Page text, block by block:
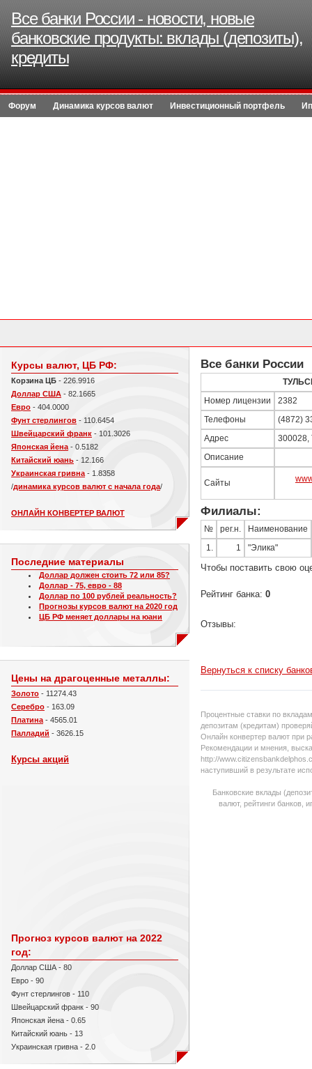
Все банки России - новости, новые
банковские продукты: вклады (депозиты),
кредиты
Форум Динамика курсов валют Инвестиционный портфель
Курсы валют, ЦБ РФ:
Корзина ЦБ - 226.9916
Доллар США - 82.1665
Евро - 404.0000
Фунт стерлингов - 110.6454
Швейцарский франк - 101.3026
Японская йена - 0.5182
Китайский юань - 12.166
Украинская гривна - 1.8358
/динамика курсов валют с начала года/
ОНЛАЙН КОНВЕРТЕР ВАЛЮТ
Последние материалы
Доллар должен стоить 72 или 85?
Доллар - 75, евро - 88
Доллар по 100 рублей реальность?
Прогнозы курсов валют на 2020 год
ЦБ РФ меняет доллары на юани
Цены на драгоценные металлы:
Золото - 11274.43
Серебро - 163.09
Платина - 4565.01
Палладий - 3626.15
Курсы акций
Прогноз курсов валют на 2022
год:
Доллар США - 80
Евро - 90
Фунт стерлингов - 110
Швейцарский франк - 90
Японская йена - 0.65
Китайский юань - 13
Украинская гривна - 2.0
Все банки России
Номер лицензии 2382
Телефоны (4872)
Адрес 300028,
Описание
Сайты
Филиалы:
№ рег.н. Наименование
1. 1 "Элика"
Чтобы поставить свою
Рейтинг банка: 0
Отзывы:
Вернуться к списку
Процентные ставки по
депозитам (кредитам)
Онлайн конвертер валют при
Рекомендации и мнения,
http://
наступивший в результате
Банковские вклады
валют, рейтинги банков,